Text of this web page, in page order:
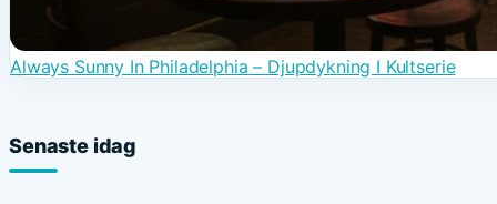
Always Sunny In Philadelphia – Djupdykning I Kultserie
Senaste idag